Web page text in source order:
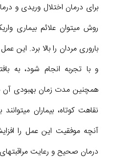
برای درمان اختلال وریدی و
روش میتوان علائم بیماری
باروری مردان را بالا برد.
و با تجربه انجام شود، به
همچنین مدت زمان بهبودی
نقاهت کوتاه، بیماران
آنچه موفقیت این عمل را
درمان صحیح و رعایت